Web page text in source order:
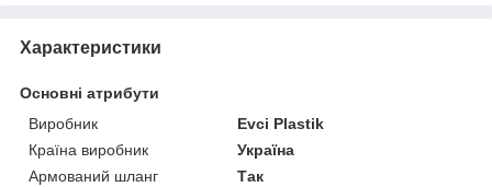
Характеристики
Основні атрибути
Виробник
Evci Plastik
Країна виробник
Україна
Армований шланг
Так